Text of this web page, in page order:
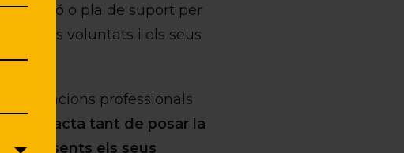
l’acció o pla de suport per
seves voluntats i els seus
professionals
es tracta tant de posar la
presents els seus